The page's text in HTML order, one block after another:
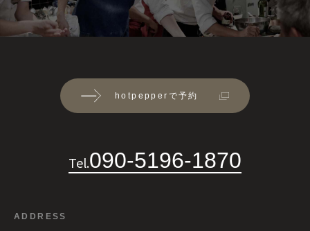
hotpepperで予約
Tel.090-5196-1870
ADDRESS